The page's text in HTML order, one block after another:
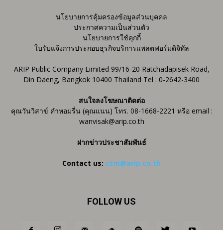
นโยบายการคุ้มครองข้อมูลส่วนบุคคล
ประกาศความเป็นส่วนตัว
นโยบายการใช้คุกกี้
ใบรับแจ้งการประกอบธุรกิจบริการแพลตฟอร์มดิจิทัล
ARIP Public Company Limited 99/16-20 Ratchadapisek Road,
Din Daeng, Bangkok 10400 Thailand Tel : 0-2642-3400
สนใจลงโฆษณาติดต่อ
คุณวันวิสาข์ คำหอมรื่น (คุณแนน) โทร. 08-1668-2221 หรือ email :
wanvisak@arip.co.th
ฝากข่าวประชาสัมพันธ์
Contact us: ctm@arip.co.th
FOLLOW US